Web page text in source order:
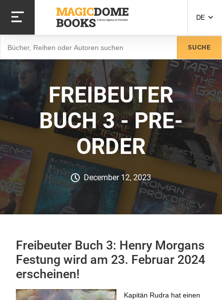
zum
Inhalt
DE
SUCHE
FREIBEUTER
BUCH 3 - PRE-
ORDER
December 12, 2023
Freibeuter Buch 3: Henry Morgans
Festung wird am 23. Februar 2024
erscheinen!
Kapitän Rudra hat einen